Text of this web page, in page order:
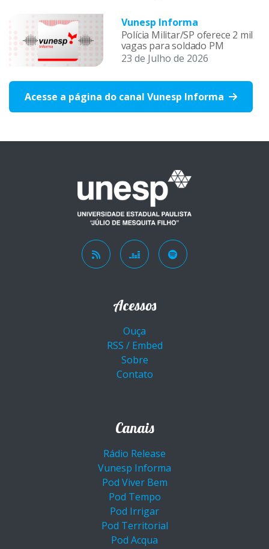
Vunesp Informa
Polícia Militar/SP oferece 2 mil
vagas para soldado PM
23 de Julho de 2026
Acesse a página do canal Vunesp Informa
Acessos
Ouça
RSS / Embed
Sobre
Contato
Canais
Rádio Release
Vunesp Informa
Pod Viver Bem
Pod Tempo
Pod Irrigar
Pod Territorial
Pod Acqua